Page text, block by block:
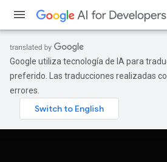
Google utiliza tecnología de IA para
preferido. Las traducciones realizadas
errores.